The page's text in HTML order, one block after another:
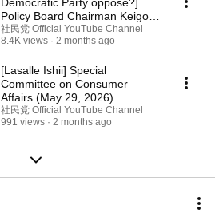
Policy Board Chairman Keigo
Nishio
社民党 Official YouTube Channel
8.4K views
2 months ago
[Lasalle Ishii] Special
Committee on Consumer
Affairs (May 29, 2026)
社民党 Official YouTube Channel
991 views
2 months ago